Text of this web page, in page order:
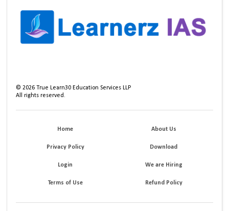
©2026 True Learn30 Education Services LLP
All rights reserved.
Home About Us
Privacy Policy Download
Login We are Hiring
Terms of Use Refund Policy